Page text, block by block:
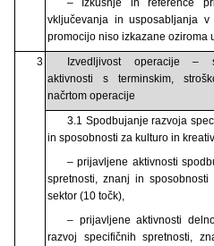
– Izkušnje in reference
vključevanja in usposabljanja
promocijo niso izkazane oziroma
3
Izvedljivost operacije –
aktivnosti s terminskim,
načrtom operacije
3.1 Spodbujanje razvoja
in sposobnosti za kulturo in
– prijavljene aktivnosti
spretnosti, znanj in
sektor (10 točk),
– prijavljene aktivnosti
razvoj specifičnih spretnosti,